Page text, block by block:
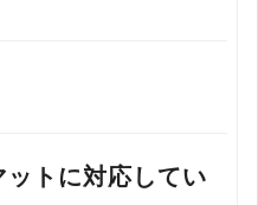
トに対応してい